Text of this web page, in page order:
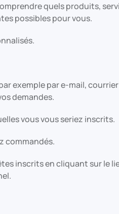
quels produits,
possibles pour vous.
exemple par e-mail,
demandes.
vous vous seriez inscrits.
commandés.
inscrits en cliquant sur le